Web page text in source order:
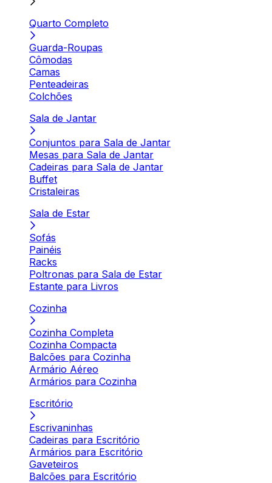
Quarto Completo
Guarda-Roupas
Cômodas
Camas
Penteadeiras
Colchões
Sala de Jantar
Conjuntos para Sala de Jantar
Mesas para Sala de Jantar
Cadeiras para Sala de Jantar
Buffet
Cristaleiras
Sala de Estar
Sofás
Painéis
Racks
Poltronas para Sala de Estar
Estante para Livros
Cozinha
Cozinha Completa
Cozinha Compacta
Balcões para Cozinha
Armário Aéreo
Armários para Cozinha
Escritório
Escrivaninhas
Cadeiras para Escritório
Armários para Escritório
Gaveteiros
Balcões para Escritório